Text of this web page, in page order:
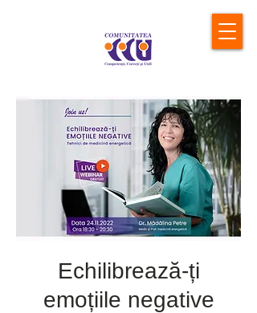
Echilibrează-ți
emoțiile negative